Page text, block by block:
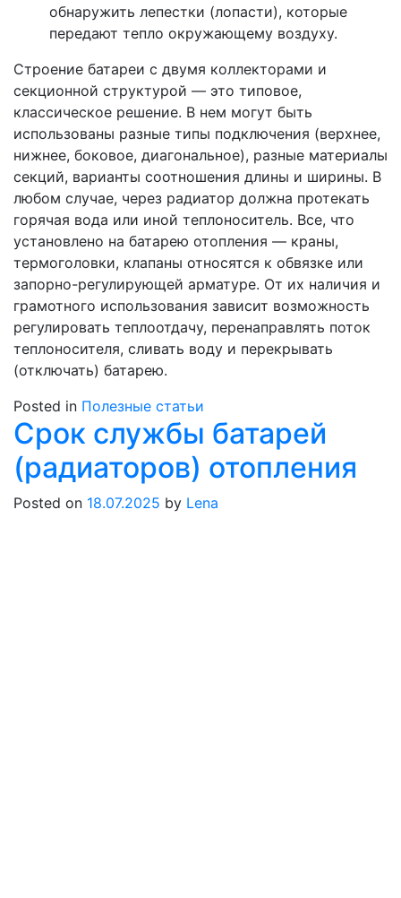
обнаружить лепестки (лопасти), которые
передают тепло окружающему воздуху.
Строение батареи с двумя коллекторами и
секционной структурой — это типовое,
классическое решение. В нем могут быть
использованы разные типы подключения (верхнее,
нижнее, боковое, диагональное), разные материалы
секций, варианты соотношения длины и ширины. В
любом случае, через радиатор должна протекать
горячая вода или иной теплоноситель. Все, что
установлено на батарею отопления — краны,
термоголовки, клапаны относятся к обвязке или
запорно-регулирующей арматуре. От их наличия и
грамотного использования зависит возможность
регулировать теплоотдачу, перенаправлять поток
теплоносителя, сливать воду и перекрывать
(отключать) батарею.
Posted in Полезные статьи
Срок службы батарей
(радиаторов) отопления
Posted on 18.07.2025 by Lena